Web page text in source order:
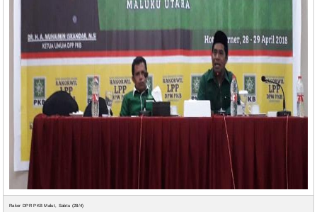
Rakor DPR PKB Malut, Sabtu (28/4)